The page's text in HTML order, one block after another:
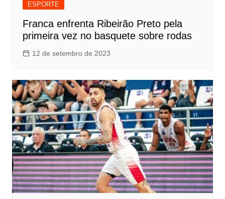
ESPORTE
Franca enfrenta Ribeirão Preto pela
primeira vez no basquete sobre rodas
12 de setembro de 2023